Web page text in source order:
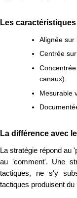
Les
Alignée sur
Centrée
canaux).
Mesurable
La différence avec
La stratégie répond au
au 'comment'. Une
tactiques, ne s'y
tactiques produisent